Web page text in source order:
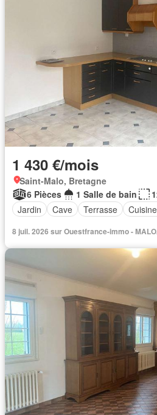
1 430 €/mois
Saint-Malo, Bretagne
6 Pièces
1 Salle de bain
Jardin
Cave Terrasse
8 juil. 2026 sur Ouestfrance-immo -